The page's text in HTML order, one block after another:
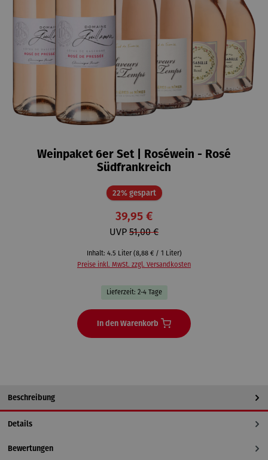
Weinpaket 6er Set | Roséwein - Rosé
Südfrankreich
22% gespartRabatt
39,95 €
UVP 51,00 €
Inhalt: 4.5 Liter (8,88 € / 1 Liter)
Preise inkl. MwSt. zzgl. Versandkosten
Lieferzeit: 2-4 Tage
In den Warenkorb
Beschreibung
Details
Bewertungen